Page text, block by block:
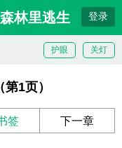
林里逃生 登录
关灯
护眼
1页）
签 下一章